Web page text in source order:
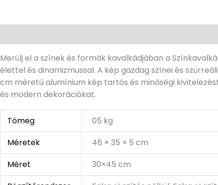
Merülj el a színek és formák kavalkádjában a
élettel és dinamizmussal. A kép gazdag színei és
cm méretű alumínium kép tartós és minőségi
és modern dekorációkat.
Tömeg
05 kg
Méretek
46 × 35 × 5 cm
Méret
30×45 cm